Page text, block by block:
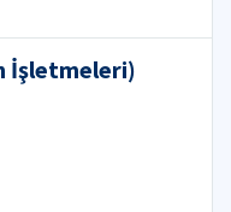
İşletmeleri)